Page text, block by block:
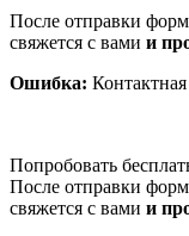
После отправки
свяжется с вами и
Ошибка:
Попробовать
После отправки
свяжется с вами и